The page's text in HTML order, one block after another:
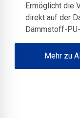
Ermöglicht die
direkt auf der
Dämmstoff-
Mehr zu